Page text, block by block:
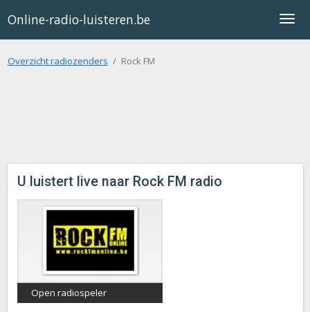
Online-radio-luisteren.be
Overzicht radiozenders Rock FM
U luistert live naar Rock FM radio
Open radiospeler